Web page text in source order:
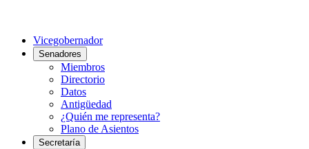
Vicegobernador
Senadores
Miembros
Directorio
Datos
Antigüedad
¿Quién me representa?
Plano de Asientos
Secretaría